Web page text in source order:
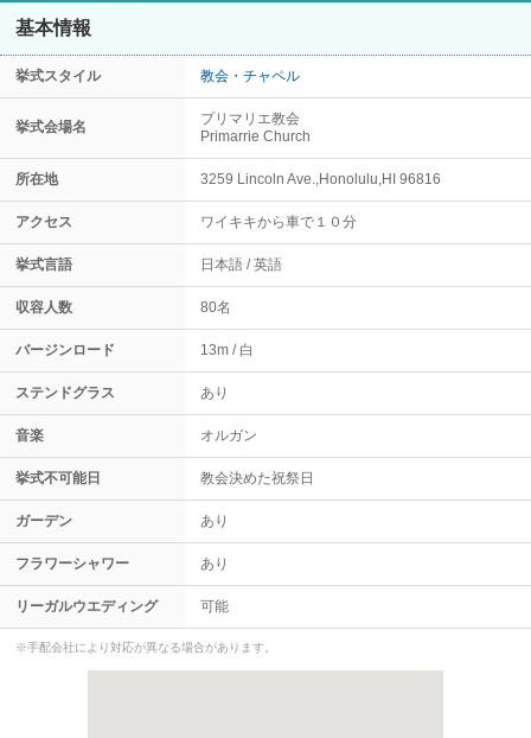
基本情報
挙式スタイル 教会・チャペル
挙式会場名
プリマリエ教会
Primarrie Church
所在地 3259 Lincoln Ave.,Honolulu,HI 96816
アクセス ワイキキから車で１０分
挙式言語 日本語 英語
収容人数 80名
バージンロード 13m 白
ステンドグラス あり
音楽 オルガン
挙式不可能日 教会決めた祝祭日
ガーデン あり
フラワーシャワー あり
リーガルウエディング 可能
※手配会社により対応が異なる場合があります。